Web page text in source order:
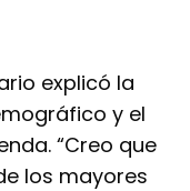
explicó la
y el
“Creo que
los mayores